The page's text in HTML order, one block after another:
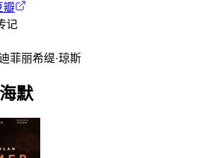
瓣
记
菲丽希缇·琼斯
默